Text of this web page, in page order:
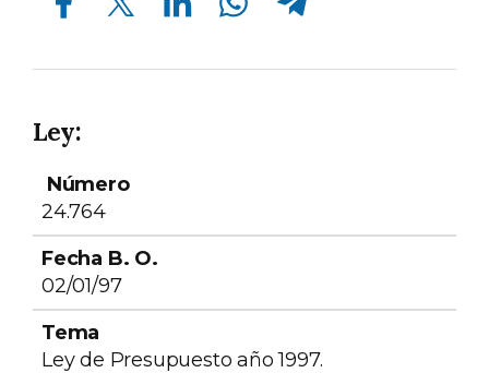
Ley:
Número
24.764
02/01/97
Ley de Presupuesto año 1997.